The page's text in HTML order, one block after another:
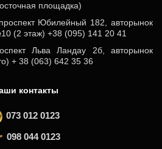
площадка)
Юбилейный 182, авторынок
(2 этаж) +38 (095) 141 20 41
Льва Ландау 2б, авторынок
+ 38 (063) 642 35 36
контакты
073 012 0123
098 044 0123